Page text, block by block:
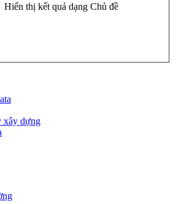
Hiển thị kết quả dạng Chủ đề
xây dựng